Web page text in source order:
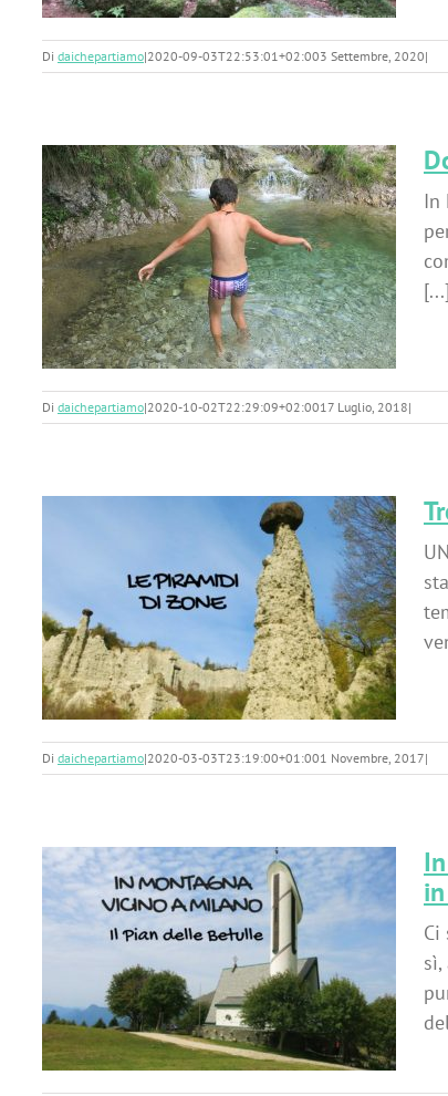
Di daichepartiamo|2020-09-03T22:53:01+02:003 Settembre, 2020|
In
[...]
Di daichepartiamo|2020-10-02T22:29:09+02:0017 Luglio, 2018|
Di daichepartiamo|2020-03-03T23:19:00+01:001 Novembre, 2017|
Ci